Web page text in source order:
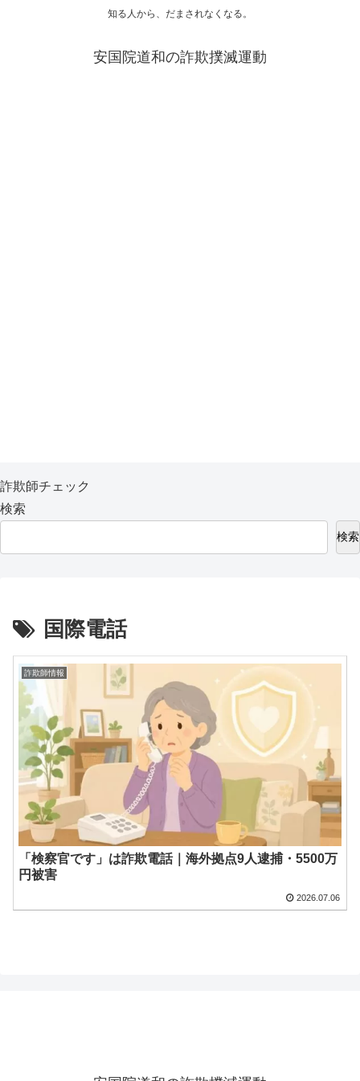
知る人から、だまされなくなる。
安国院道和の詐欺撲滅運動
詐欺師チェック
検索
検索
国際電話
詐欺師情報
「検察官です」は詐欺電話｜海外拠点9人逮捕・5500万
円被害
2026.07.06